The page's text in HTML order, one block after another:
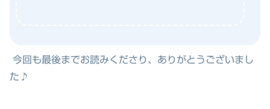
今回も最後までお読みくださり、ありがとうございまし
た♪